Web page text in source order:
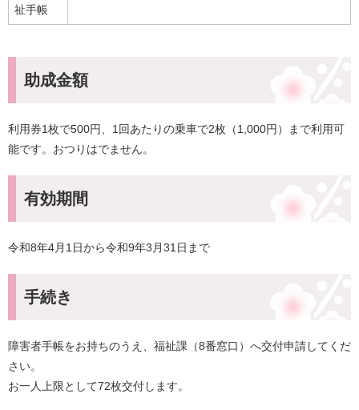
祉手帳
助成金額
利用券1枚で500円、1回あたりの乗車で2枚（1,000円）まで利用可
能です。おつりはでません。
有効期間
令和8年4月1日から令和9年3月31日まで
手続き
障害者手帳をお持ちのうえ、福祉課（8番窓口）へ交付申請してくだ
さい。
お一人上限として72枚交付します。